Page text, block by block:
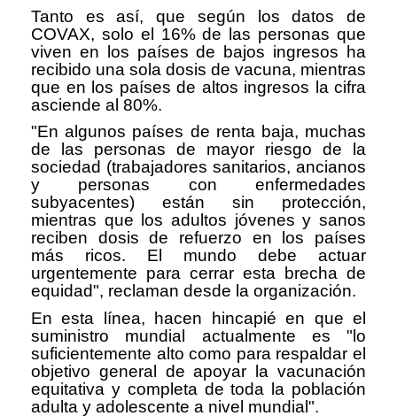
Tanto es así, que según los datos de
COVAX, solo el 16% de las personas que
viven en los países de bajos ingresos ha
recibido una sola dosis de vacuna, mientras
que en los países de altos ingresos la cifra
asciende al 80%.
"En algunos países de renta baja, muchas
de las personas de mayor riesgo de la
sociedad (trabajadores sanitarios, ancianos
y personas con enfermedades
subyacentes) están sin protección,
mientras que los adultos jóvenes y sanos
reciben dosis de refuerzo en los países
más ricos. El mundo debe actuar
urgentemente para cerrar esta brecha de
equidad", reclaman desde la organización.
En esta línea, hacen hincapié en que el
suministro mundial actualmente es "lo
suficientemente alto como para respaldar el
objetivo general de apoyar la vacunación
equitativa y completa de toda la población
adulta y adolescente a nivel mundial".